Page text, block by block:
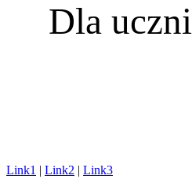
Dla
Link1 | Link2 | Link3